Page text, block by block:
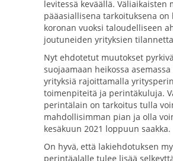
levitessä keväällä. Väliaikaisten
pääasiallisena tarkoituksena on
koronan vuoksi taloudelliseen
joutuneiden yrityksien
Nyt ehdotetut muutokset
suojaamaan heikossa asemassa
yrityksiä rajoittamalla
toimenpiteitä ja perintäkuluja.
perintälain on tarkoitus tulla
mahdollisimman pian ja olla
kesäkuun 2021 loppuun saakka.
On hyvä, että lakiehdotuksen
perintäalalle tulee lisää